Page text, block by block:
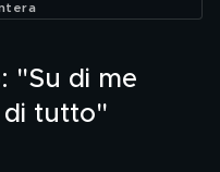
"Su di me
di tutto"